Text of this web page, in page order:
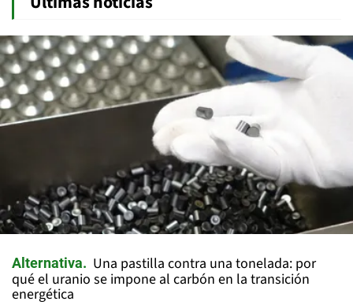
Alternativa
Una pastilla contra una tonelada: por
qué el uranio se impone al carbón en la transición
energética